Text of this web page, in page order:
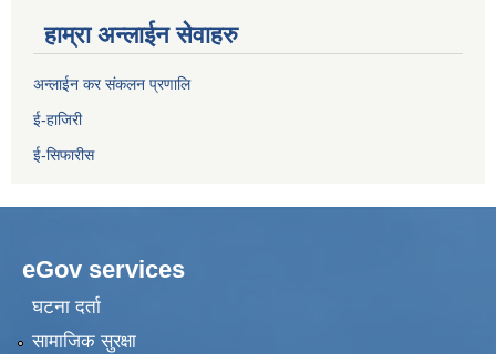
हाम्रा अन्लाईन सेवाहरु
अन्लाईन कर संकलन प्रणालि
ई-हाजिरी
ई-सिफारीस
eGov services
घटना दर्ता
सामाजिक सुरक्षा